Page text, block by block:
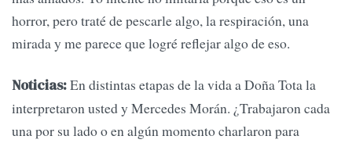
horror, pero traté de pescarle algo, la respiración, una
mirada y me parece que logré reflejar algo de eso.
Noticias:En distintas etapas de la vida a Doña Tota la
interpretaron usted y Mercedes Morán. ¿Trabajaron cada
una por su lado o en algún momento charlaron para